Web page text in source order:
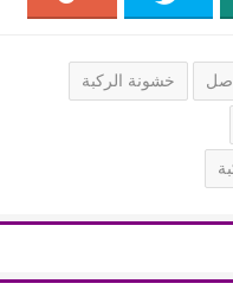
خشونة الركبة